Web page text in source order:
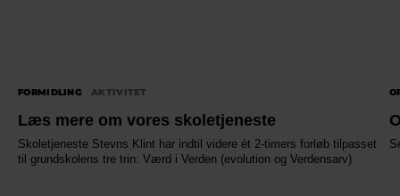
FORMIDLING AKTIVITET
Læs mere om vores skoletjeneste
Skoletjeneste Stevns Klint har indtil videre ét 2-timers forløb tilpasset
til grundskolens tre trin: Værd i Verden (evolution og Verdensarv)